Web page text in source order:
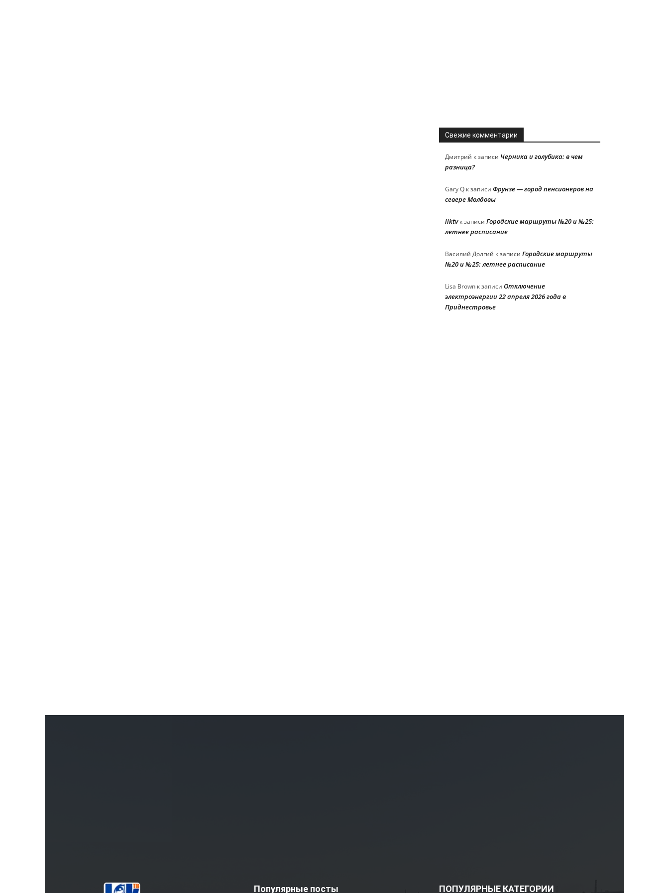
Свежие комментарии
Дмитрий к записи Черника и голубика: в чем
разница?
Gary Q к записи Фрунзе — город пенсионеров на
севере Молдовы
liktvк записи Городские маршруты №20 и №25:
летнее расписание
Василий Долгий к записи Городские маршруты
№20 и №25: летнее расписание
Lisa Brown к записи Отключение
электроэнергии 22 апреля 2026 года в
Приднестровье
Популярные посты ПОПУЛЯРНЫЕ КАТЕГОРИИ